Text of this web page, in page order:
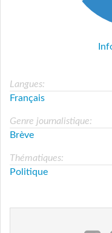
Langues:
Français
Genre journalistique:
Brève
Thématiques:
Politique